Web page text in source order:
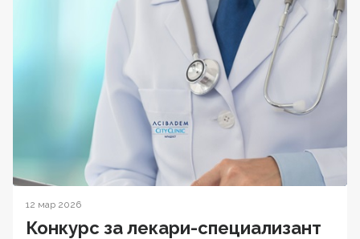
12 мар 2026
Конкурс за лекари-специализант